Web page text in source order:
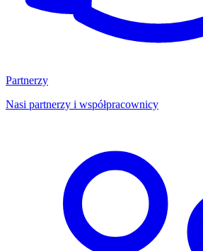
Partnerzy
Nasi partnerzy i współpracownicy